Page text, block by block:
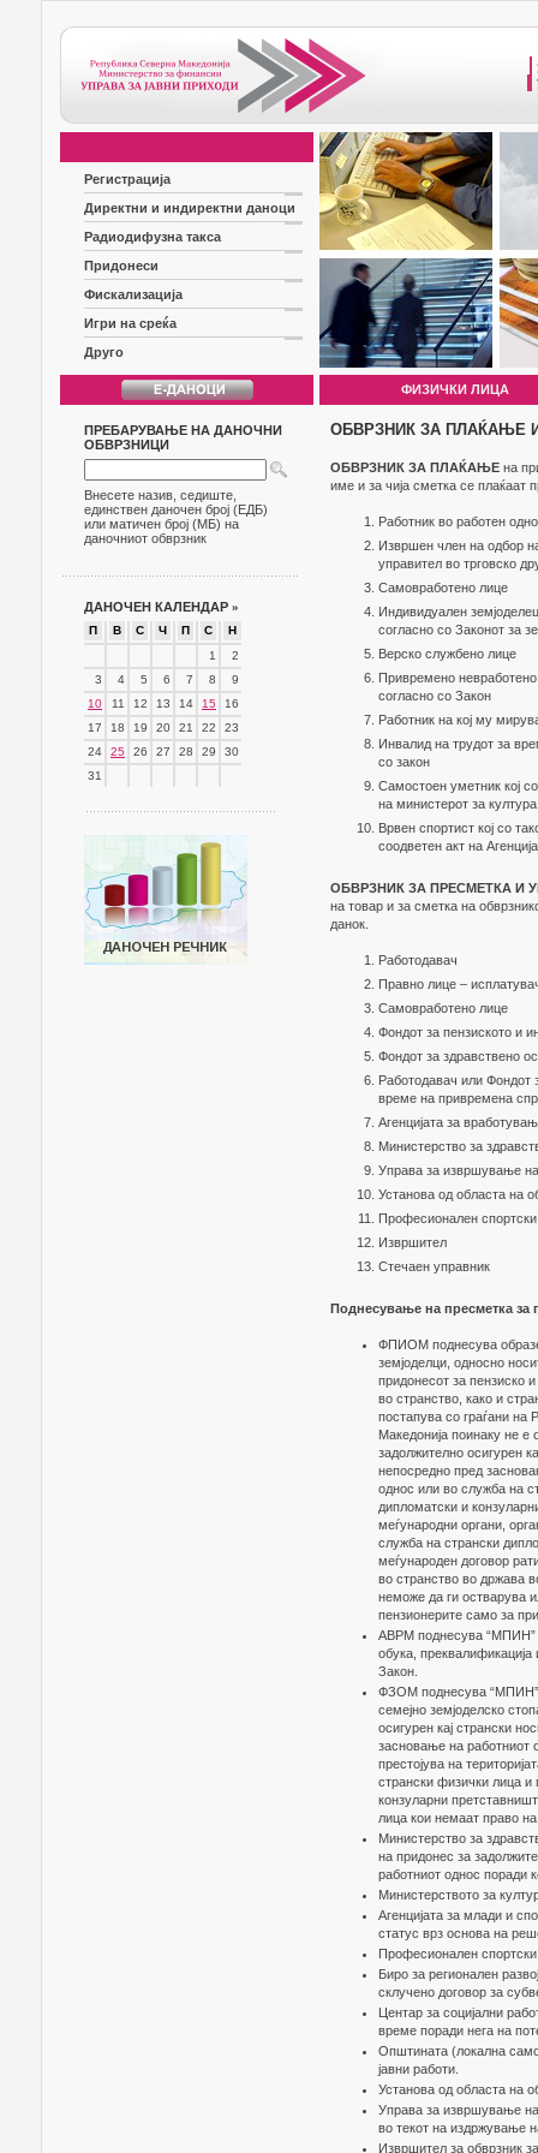
Регистрација
Директни и индиректни даноци
Радиодифузна такса
Придонеси
Фискализација
Игри на среќа
Друго
ФИЗИЧКИ ЛИЦА
ПРЕБАРУВАЊЕ НА ДАНОЧНИ
ОБВРЗНИЦИ
Внесете назив, седиште,
единствен даночен број (ЕДБ)
или матичен број (МБ) на
даночниот обврзник
ДАНОЧЕН КАЛЕНДАР »
П В С Ч П С
Н
1
2
3
4 5 6 7 8
9
10
11 12 13 14 15
16
17
18 19 20 21 22
23
24
25 26 27 28 29
30
31
ОБВРЗНИК ЗА ПЛАЌАЊЕ
ОБВРЗНИК ЗА ПЛАЌАЊЕ на
име и за чија сметка се плаќаат
Работник во работен
Извршен член на одбор
управител во трговско
Самовработено лице
Индивидуален
согласно со Законот за
Верско службено лице
Привремено
согласно со Закон
Работник на кој му
Инвалид на трудот за
со закон
Самостоен уметник кој
на министерот за култура
Врвен спортист кој со
соодветен акт на
ОБВРЗНИК ЗА ПРЕСМЕТКА И
на товар и за сметка на
данок.
Работодавач
Правно лице –
Самовработено лице
Фондот за пензиското и
Фондот за здравствено
Работодавач или Фондот
време на привремена
Агенцијата за
Министерство за
Управа за извршување
Установа од областа на
Професионален спортски
Извршител
Стечаен управник
Поднесување на пресметка за
ФПИОМ поднесува
земјоделци, односно
придонесот за пензиско
во странство, како и
постапува со граѓани на
Македонија поинаку не е
задолжително осигурен
непосредно пред
однос или во служба на
дипломатски и
меѓународни органи,
служба на странски
меѓународен договор
во странство во држава
неможе да ги остварува
пензионерите само за
АВРМ поднесува “МПИН”
обука,
Закон.
ФЗОМ поднесува “МПИН”
семејно земјоделско
осигурен кај странски
засновање на работниот
престојува на
странски физички лица и
конзуларни
лица кои немаат право
Министерство за
на придонес за
работниот однос поради
Министерството за
Агенцијата за млади и
статус врз основа на
Професионален
Биро за регионален
склучено договор за
Центар за социјални
време поради нега на
Општината (локална
јавни работи.
Установа од областа на
Управа за извршување
во текот на издржување
Извршител за обврзник